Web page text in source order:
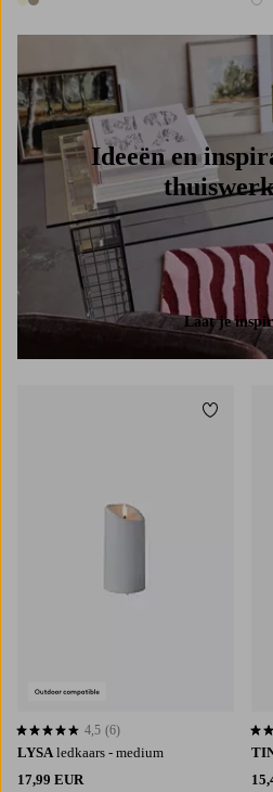
2 kleuren 1
Ideeën en
Laat je
LYSA ledkaars - medium
17,99 EUR
4,5 op basis van 6 beoordelingen
4,5 (6) 5,0